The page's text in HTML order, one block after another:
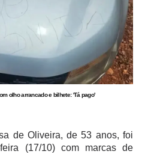
olho arrancado e bilhete: 'Tá pago'
de Oliveira, de 53 anos, foi
(17/10) com marcas de